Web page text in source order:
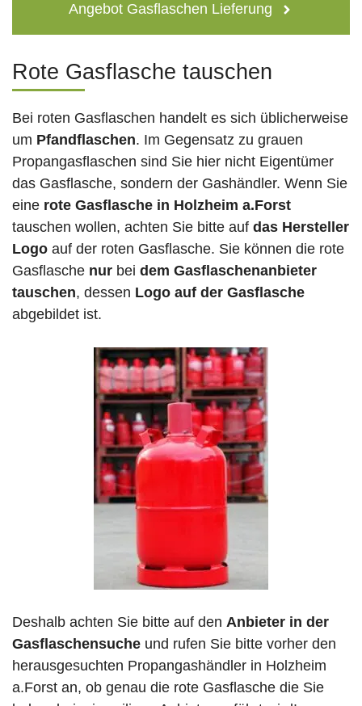
Angebot Gasflaschen Lieferung
Rote Gasflasche tauschen
Bei roten Gasflaschen handelt es sich üblicherweise
um Pfandflaschen. Im Gegensatz zu grauen
Propangasflaschen sind Sie hier nicht Eigentümer
das Gasflasche, sondern der Gashändler. Wenn Sie
eine rote Gasflasche in Holzheim a.Forst
tauschen wollen, achten Sie bitte auf das Hersteller
Logo auf der roten Gasflasche. Sie können die rote
Gasflasche nur bei dem Gasflaschenanbieter
tauschen, dessen Logo auf der Gasflasche
abgebildet ist.
Deshalb achten Sie bitte auf den Anbieter in der
Gasflaschensuche und rufen Sie bitte vorher den
herausgesuchten Propangashändler in Holzheim
a.Forst an, ob genau die rote Gasflasche die Sie